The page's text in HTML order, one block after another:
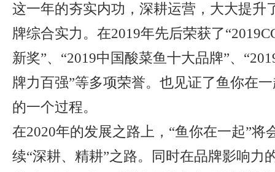
这一年的夯实内功，深耕运营，大大提升
牌综合实力。在2019年先后荣获了
新奖”、“2019中国酸菜鱼十大品牌”、
牌力百强”等多项荣誉。也见证了鱼你在
的一个过程。
在2020年的发展之路上，“鱼你在一起”将
续“深耕、精耕”之路。同时在品牌影响力